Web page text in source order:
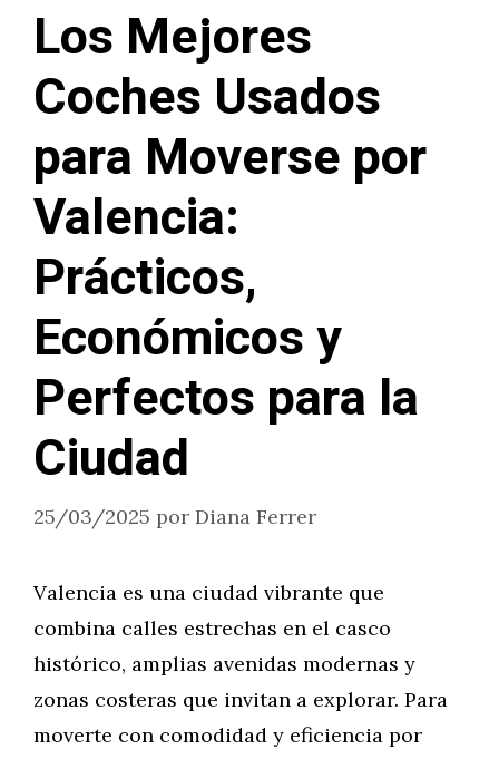
Los Mejores
Coches Usados
para Moverse por
Valencia:
Prácticos,
Económicos y
Perfectos para la
Ciudad
25/03/2025 por Diana Ferrer
Valencia es una ciudad vibrante que
combina calles estrechas en el casco
histórico, amplias avenidas modernas y
zonas costeras que invitan a explorar. Para
moverte con comodidad y eficiencia por